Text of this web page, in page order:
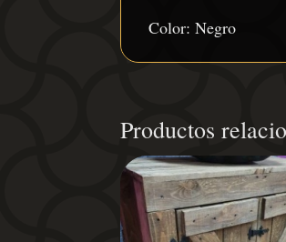
Color: Negro
Productos